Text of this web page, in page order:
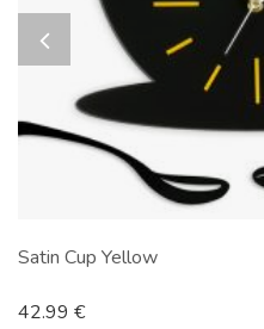
Satin Cup Yellow
42.99 €